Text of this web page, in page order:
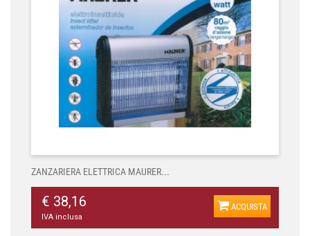
ZANZARIERA ELETTRICA MAURER...
€ 38,16
IVA inclusa
ACQUISTA